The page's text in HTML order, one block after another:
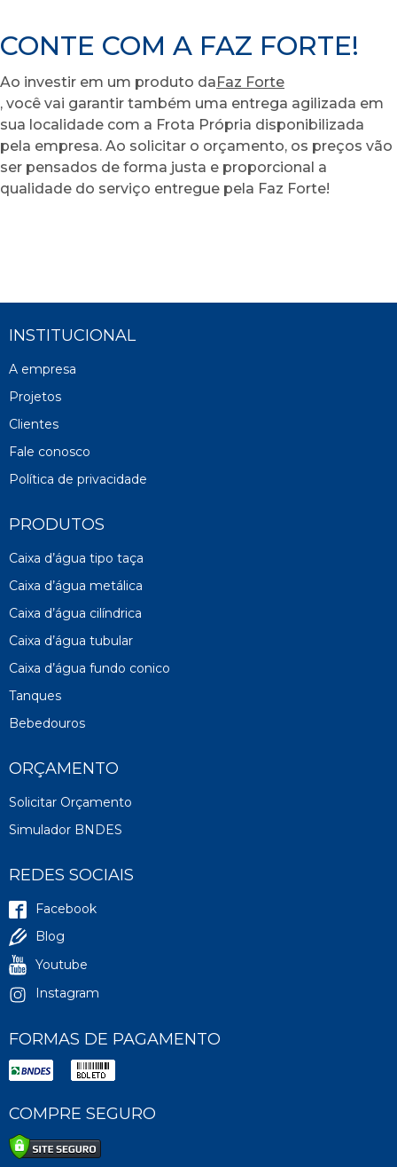
CONTE COM A FAZ FORTE!
Ao investir em um produto daFaz Forte
, você vai garantir também uma entrega agilizada em
sua localidade com a Frota Própria disponibilizada
pela empresa. Ao solicitar o orçamento, os preços vão
ser pensados de forma justa e proporcional a
qualidade do serviço entregue pela Faz Forte!
INSTITUCIONAL
A empresa
Projetos
Clientes
Fale conosco
Política de privacidade
PRODUTOS
Caixa d’água tipo taça
Caixa d’água metálica
Caixa d’água cilíndrica
Caixa d’água tubular
Caixa d’água fundo conico
Tanques
Bebedouros
ORÇAMENTO
Solicitar Orçamento
Simulador BNDES
REDES SOCIAIS
Facebook
Blog
Youtube
Instagram
FORMAS DE PAGAMENTO
COMPRE SEGURO